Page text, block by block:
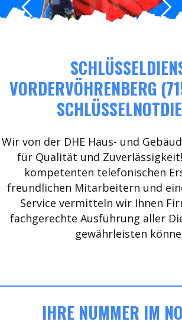
VORDERVÖHRENBERG
Wir von der DHE Haus- und
für Qualität und
kompetenten telefonischen
freundlichen Mitarbeitern und
Service vermitteln wir Ihnen
fachgerechte Ausführung aller
gewährleisten
IHRE NUMMER IM